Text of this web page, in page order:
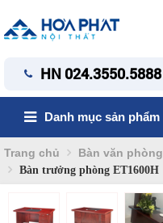
HN 024.3550.5888
Danh mục sản phẩm
Trang chủ Bàn văn phòng
Bàn trưởng phòng ET1600H